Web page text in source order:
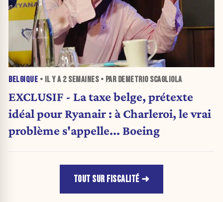
BELGIQUE • IL Y A 2 SEMAINES• PAR DEMETRIO SCAGLIOLA
EXCLUSIF - La taxe belge, prétexte
idéal pour Ryanair : à Charleroi, le vrai
problème s'appelle... Boeing
TOUT SUR FISCALITÉ